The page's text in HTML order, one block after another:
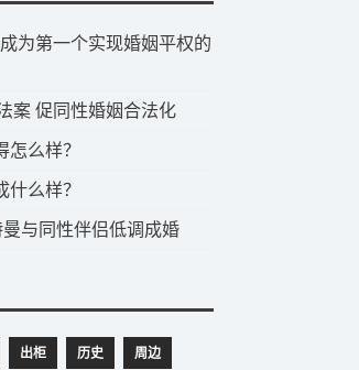
为第一个实现婚姻平权的
案 促同性婚姻合法化
么样？
么样？
与同性伴侣低调成婚
出柜 历史 周边